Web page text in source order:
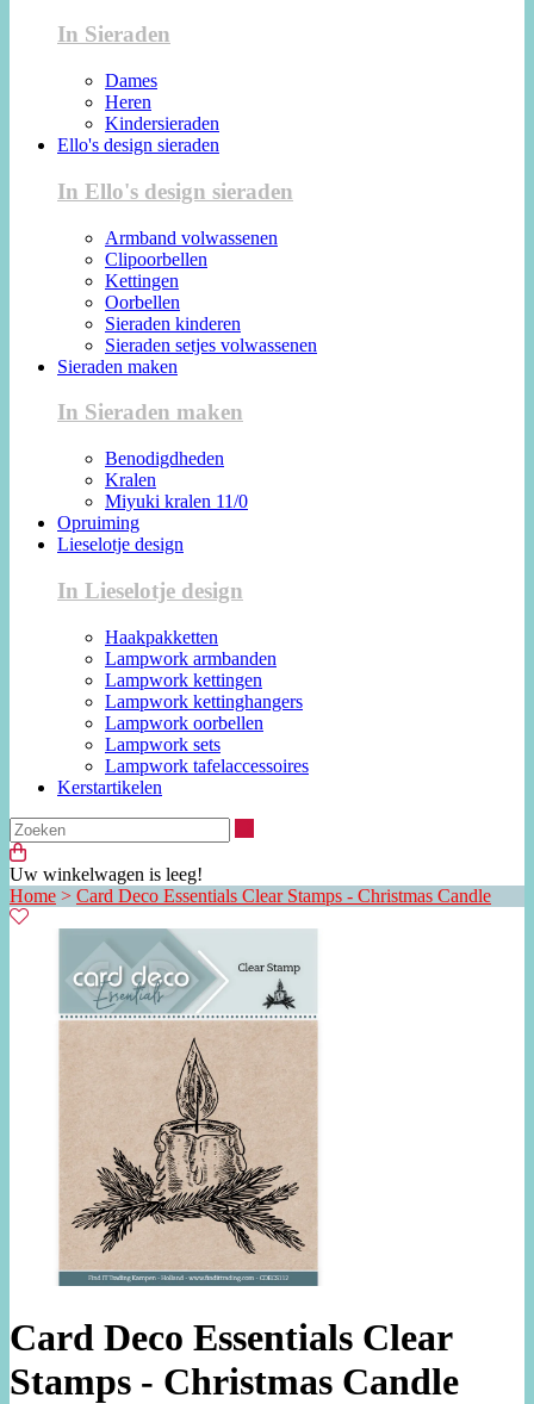
In Sieraden
Dames
Heren
Kindersieraden
Ello's design sieraden
In Ello's design sieraden
Armband volwassenen
Clipoorbellen
Kettingen
Oorbellen
Sieraden kinderen
Sieraden setjes volwassenen
Sieraden maken
In Sieraden maken
Benodigdheden
Kralen
Miyuki kralen 11/0
Opruiming
Lieselotje design
In Lieselotje design
Haakpakketten
Lampwork armbanden
Lampwork kettingen
Lampwork kettinghangers
Lampwork oorbellen
Lampwork sets
Lampwork tafelaccessoires
Kerstartikelen
Uw winkelwagen is leeg!
Home > Card Deco Essentials Clear Stamps - Christmas Candle
Card Deco Essentials Clear
Stamps - Christmas Candle